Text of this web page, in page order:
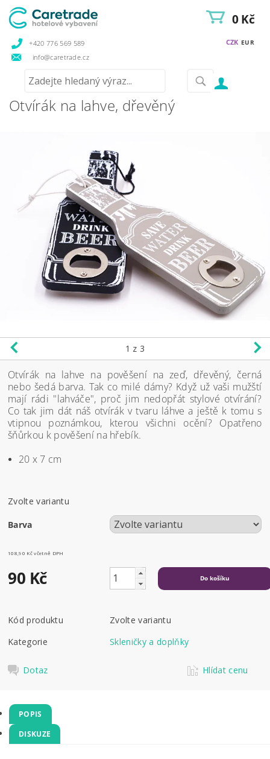
+420 776 569 589
info@caretrade.cz
CZK EUR
0 Kč
Otvírák na lahve, dřevěný
1 z 3
Otvírák na lahve na pověšení na zeď, dřevěný, černá
nebo šedá barva. Tak co milé dámy? Když už vaši mužští
mají rádi "lahváče", proč jim nedopřát stylové otvírání?
Co tak jim dát náš otvírák v tvaru láhve a ještě k tomu s
vtipnou poznámkou, kterou všichni ocění? Opatřeno
šňůrkou k pověšení na hřebík.
20 x 7 cm
Zvolte variantu
Barva
108,90 Kč včetně DPH
90 Kč
Kód produktu
Zvolte variantu
Kategorie
Skleničky a doplňky
Dotaz Hlídat cenu
POPIS
DISKUZE